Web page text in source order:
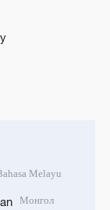
Melayu
Монгол